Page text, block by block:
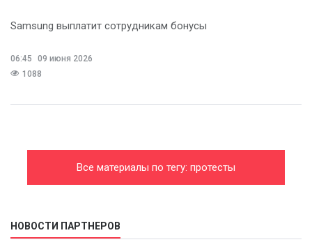
Samsung выплатит сотрудникам бонусы
06:45
09 июня 2026
1088
Все материалы по тегу: протесты
НОВОСТИ ПАРТНЕРОВ